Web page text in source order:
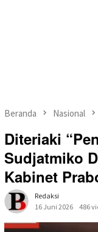
Beranda Nasional
Diteriaki
Sudjatmiko
Kabinet
Redaksi
16 Juni 2026
486